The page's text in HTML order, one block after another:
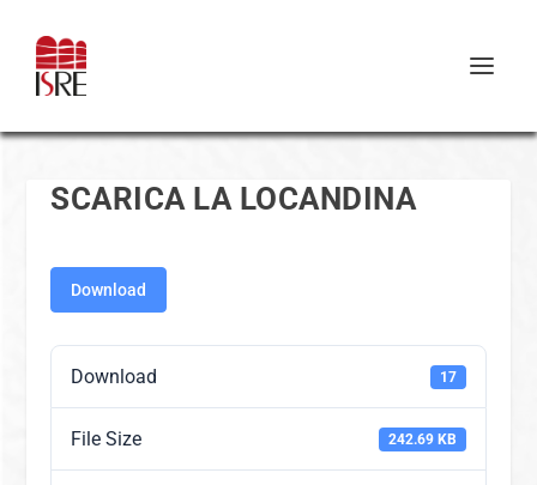
SCARICA LA LOCANDINA
Download
Download 17
File Size 242.69 KB